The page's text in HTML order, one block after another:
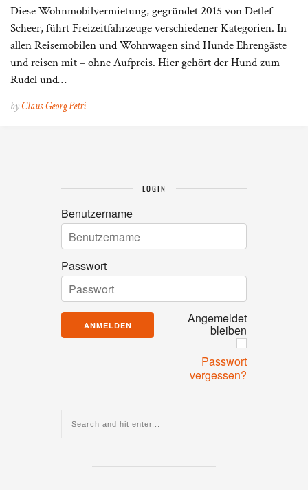
Diese Wohnmobilvermietung, gegründet 2015 von Detlef
Scheer, führt Freizeitfahrzeuge verschiedener Kategorien. In
allen Reisemobilen und Wohnwagen sind Hunde Ehrengäste
und reisen mit – ohne Aufpreis. Hier gehört der Hund zum
Rudel und…
byClaus-Georg Petri
LOGIN
Benutzername
Passwort
Angemeldet
bleiben
Passwort
vergessen?